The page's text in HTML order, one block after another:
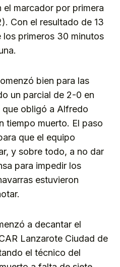
marcador por primera
Con el resultado de 13
los primeros 30 minutos
bien para las
un parcial de 2-0 en
que obligó a Alfredo
tiempo muerto. El paso
que el equipo
y sobre todo, a no dar
para impedir los
estuvieron
a decantar el
Lanzarote Ciudad de
el técnico del